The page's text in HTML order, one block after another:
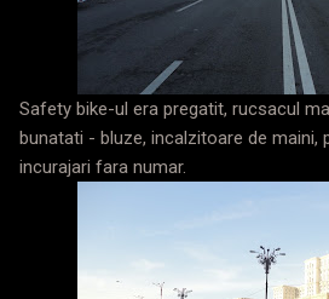
Safety bike-ul era pregatit, rucsacul
bunatati - bluze, incalzitoare de maini,
incurajari fara numar.